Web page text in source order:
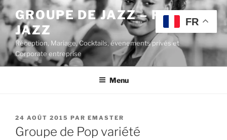
Aller
au
contenu
principal
GROUPE DE JAZZ – POP
JAZZ
Réception, Mariage, Cocktails, évenements privés et
Corporate entreprise
Menu
PUBLIÉ
LE
24 AOÛT 2015 PAR EMASTER
Groupe de Pop variété
FR